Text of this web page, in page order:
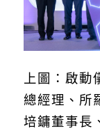
上圖：啟動
總經理、所
培鏞董事長